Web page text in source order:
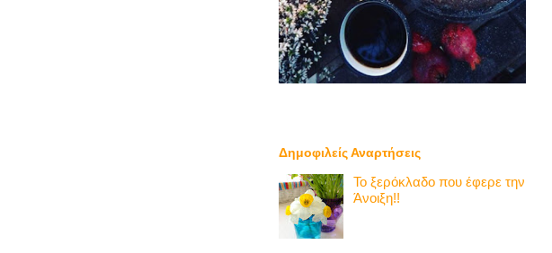
Δημοφιλείς Αναρτήσεις
Το ξερόκλαδο που έφερε την
Άνοιξη!!